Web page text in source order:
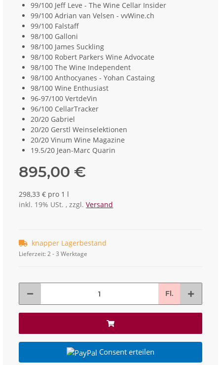
99/100 Jeff Leve - The Wine Cellar Insider
99/100 Adrian van Velsen - vvWine.ch
99/100 Falstaff
98/100 Galloni
98/100 James Suckling
98/100 Robert Parkers Wine Advocate
98/100 The Wine Independent
98/100 Anthocyanes - Yohan Castaing
98/100 Wine Enthusiast
96-97/100 VertdeVin
96/100 CellarTracker
20/20 Gabriel
20/20 Gerstl Weinselektionen
20/20 Vinum Wine Magazine
19.5/20 Jean-Marc Quarin
895,00 €
298,33 € pro 1 l
inkl. 19% USt. , zzgl.Versand
knapper Lagerbestand
Lieferzeit:2 - 3 Werktage
Fl.
Consent erteilen